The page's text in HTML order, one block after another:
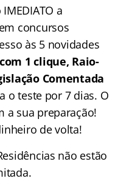
a
concursos
às 5 novidades
1 clique, Raio-
Comentada
o teste por 7 dias. O
a sua preparação!
de volta!
não estão